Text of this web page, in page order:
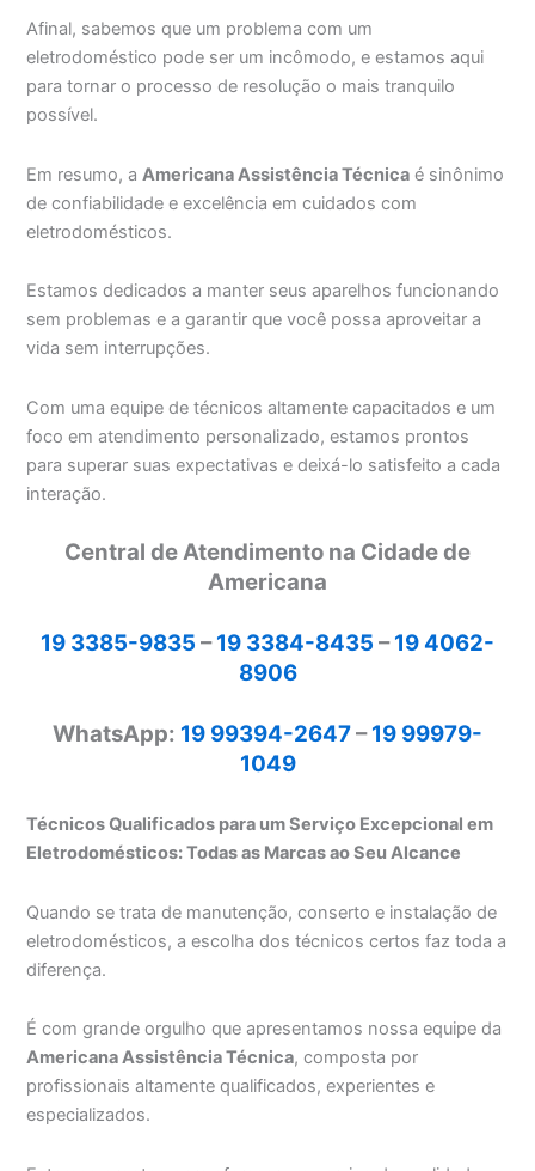
Afinal, sabemos que um problema com um
eletrodoméstico pode ser um incômodo, e estamos aqui
para tornar o processo de resolução o mais tranquilo
possível.
Em resumo, aAmericana Assistência Técnica é sinônimo
de confiabilidade e excelência em cuidados com
eletrodomésticos.
Estamos dedicados a manter seus aparelhos funcionando
sem problemas e a garantir que você possa aproveitar a
vida sem interrupções.
Com uma equipe de técnicos altamente capacitados e um
foco em atendimento personalizado, estamos prontos
para superar suas expectativas e deixá-lo satisfeito a cada
interação.
Central de Atendimento na Cidade de
Americana
19 3385-9835 –19 3384-8435 –19 4062-
8906
WhatsApp: 19 99394-2647–19 99979-
1049
Técnicos Qualificados para um Serviço Excepcional em
Eletrodomésticos: Todas as Marcas ao Seu Alcance
Quando se trata de manutenção, conserto e instalação de
eletrodomésticos, a escolha dos técnicos certos faz toda a
diferença.
É com grande orgulho que apresentamos nossa equipe da
Americana Assistência Técnica, composta por
profissionais altamente qualificados, experientes e
especializados.